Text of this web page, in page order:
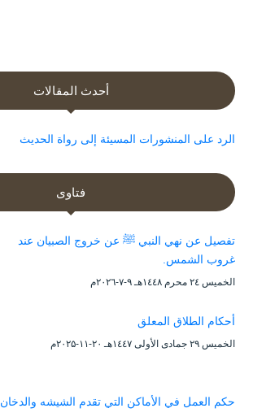
أحدث المقالات
الرد على المنشورات المسيئة إلى رواة الحديث
فتاوى
تفصيل عن نهي النبي ﷺ عن خروج الصبيان عند
غروب الشمس.
الخميس ۲٤ محرم ۱٤٤۸هـ ۹-۷-۲۰۲٦م
أحكام الطلاق المعلق
الخميس ۲۹ جمادى الأولى ۱٤٤۷هـ ۲۰-۱۱-۲۰۲۵م
حكم العمل في الأماكن التي تقدم الشيشه والدخان